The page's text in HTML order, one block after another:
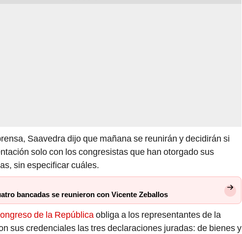
Saavedra dijo que mañana se reunirán y decidirán si
solo con los congresistas que han otorgado sus
sin especificar cuáles.
bancadas se reunieron con Vicente Zeballos
de la Repúblicaobliga a los representantes de la
sus credenciales las tres declaraciones juradas: de bienes y